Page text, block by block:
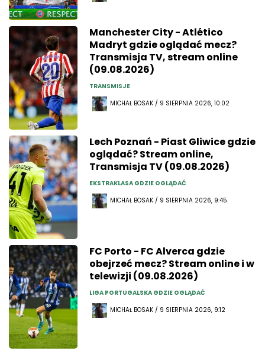
Manchester City - Atlético
Madryt gdzie oglądać mecz?
Transmisja TV, stream online
(09.08.2026)
TRANSMISJE
MICHAŁ BOSAK / 9 SIERPNIA 2026, 10:02
Lech Poznań - Piast Gliwice gdzie
oglądać? Stream online,
Transmisja TV (09.08.2026)
EKSTRAKLASA GDZIE OGLĄDAĆ
MICHAŁ BOSAK / 9 SIERPNIA 2026, 9:45
FC Porto - FC Alverca gdzie
obejrzeć mecz? Stream online i w
telewizji (09.08.2026)
LIGA PORTUGALSKA GDZIE OGLĄDAĆ
MICHAŁ BOSAK / 9 SIERPNIA 2026, 9:12